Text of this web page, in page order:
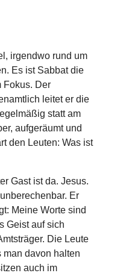
irgendwo rund um
Es ist Sabbat die
Fokus. Der
leitet er die
statt am
aufgeräumt und
den Leuten: Was ist
Gast ist da. Jesus.
Er
Meine Worte sind
Geist auf sich
Die Leute
man davon halten
auch im